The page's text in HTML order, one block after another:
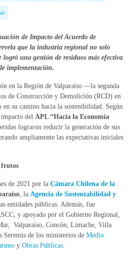
de Impacto del Acuerdo de
que la industria regional no solo
logró una gestión de residuos más efectiva
implementación.
en la Región de Valparaíso —la segunda
de Construcción y Demolición (RCD) en
su camino hacia la sostenibilidad. Según
del APL “Hacia la Economía
lograron reducir la generación de sus
ampliamente las expectativas iniciales
frutos
de 2021 por la Cámara Chilena de la
, la Agencia de Sustentabilidad y
entidades públicas. Además, fue
y apoyado por el Gobierno Regional,
Valparaíso, Concón, Limache, Villa
s Seremis de los ministerios de Medio
y Obras Públicas.